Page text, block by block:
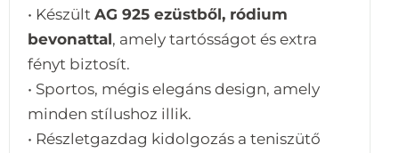
• Készült AG 925 ezüstből, ródium
bevonattal, amely tartósságot és extra
fényt biztosít.
• Sportos, mégis elegáns design, amely
minden stílushoz illik.
• Részletgazdag kidolgozás a teniszütő